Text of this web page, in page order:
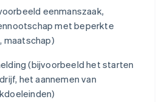
eenmanszaak,
met beperkte
maatschap)
(bijvoorbeeld het starten
het aannemen van